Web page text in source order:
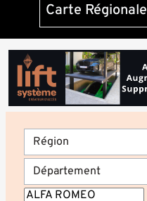
Carte Régionale